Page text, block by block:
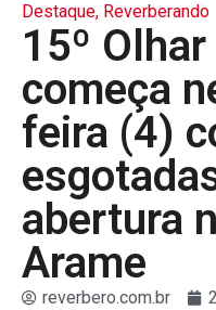
Destaque, Reverberando
15º
começa
feira (4)
abertura
Arame
reverbero.com.br